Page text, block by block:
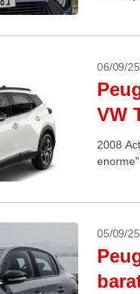
06/09/
VW
2008
05/09/